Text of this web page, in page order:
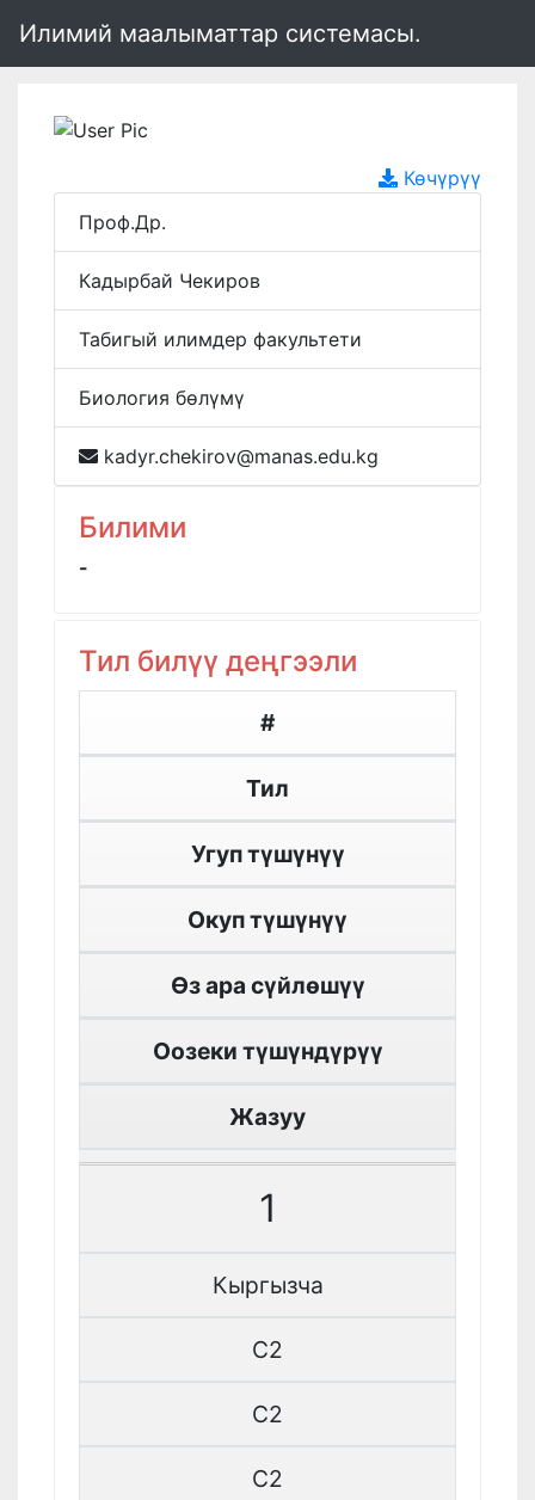
Илимий маалыматтар системасы.
Көчүрүү
Проф.Др.
Кадырбай Чекиров
Табигый илимдер факультети
Биология бөлүмү
kadyr.chekirov@manas.edu.kg
Билими
-
Тил билүү деңгээли
#
Тил
Угуп түшүнүү
Окуп түшүнүү
Өз ара сүйлөшүү
Оозеки түшүндүрүү
Жазуу
1
Кыргызча
C2
C2
C2